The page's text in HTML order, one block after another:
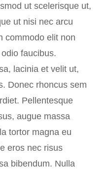
ut scelerisque ut,
ut nisi nec arcu
commodo elit non
faucibus.
lacinia et velit ut,
Donec rhoncus sem
Pellentesque
augue massa
tortor magna eu
eros nec risus
bibendum. Nulla